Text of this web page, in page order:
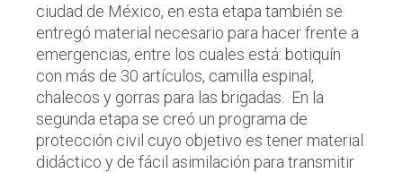
ciudad de México, en esta etapa también se
entregó material necesario para hacer frente a
emergencias, entre los cuales está: botiquín
con más de 30 artículos, camilla espinal,
chalecos y gorras para las brigadas. En la
segunda etapa se creó un programa de
protección civil cuyo objetivo es tener material
didáctico y de fácil asimilación para transmitir